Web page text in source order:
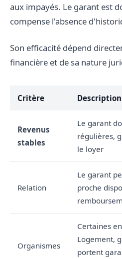
aux impayés. Le garant est
compense l'absence
Son efficacité dépend
financière et de sa nature
Critère Description
Revenus
stables
Le garant
régulières,
le loyer
Relation
Le garant
proche
Organismes
Certaines
Logement,
portent